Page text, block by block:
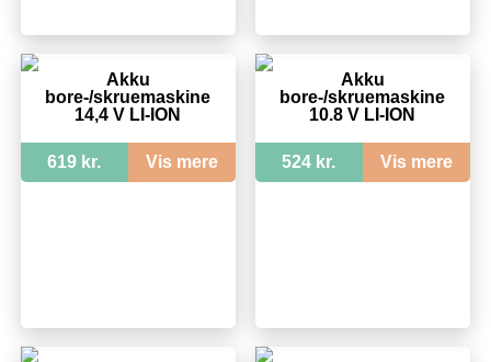
Akku
bore-/skruemaskine
14,4 V LI-ION
619 kr. Vis mere
Akku
bore-/skruemaskine
10.8 V LI-ION
524 kr. Vis mere